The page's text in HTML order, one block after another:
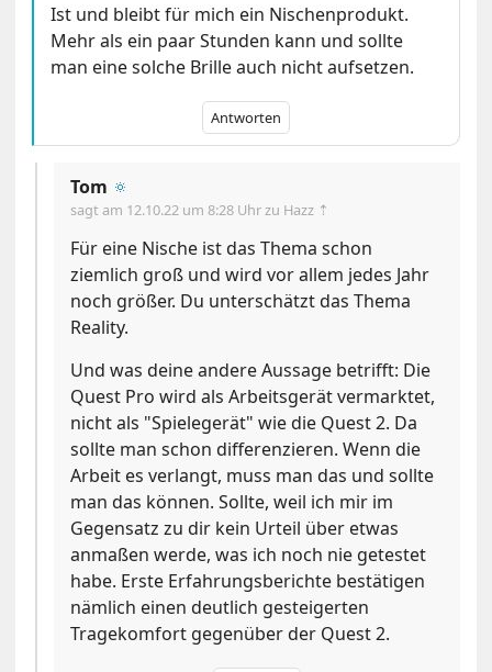
Ist und bleibt für mich ein Nischenprodukt.
Mehr als ein paar Stunden kann und sollte
man eine solche Brille auch nicht aufsetzen.
Antworten
Tom 🔅
sagt am 12.10.22 um 8:28 Uhrzu Hazz ⇡
Für eine Nische ist das Thema schon
ziemlich groß und wird vor allem jedes Jahr
noch größer. Du unterschätzt das Thema
Reality.
Und was deine andere Aussage betrifft: Die
Quest Pro wird als Arbeitsgerät vermarktet,
nicht als "Spielegerät" wie die Quest 2. Da
sollte man schon differenzieren. Wenn die
Arbeit es verlangt, muss man das und sollte
man das können. Sollte, weil ich mir im
Gegensatz zu dir kein Urteil über etwas
anmaßen werde, was ich noch nie getestet
habe. Erste Erfahrungsberichte bestätigen
nämlich einen deutlich gesteigerten
Tragekomfort gegenüber der Quest 2.